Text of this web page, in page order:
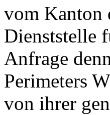
vom Kanton
Dienststelle
Anfrage
Perimeters
von ihrer